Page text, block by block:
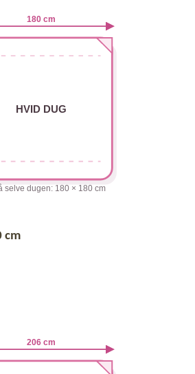
HVID DUG
180 cm
selve dugen: 180 × 180 cm
cm
206 cm